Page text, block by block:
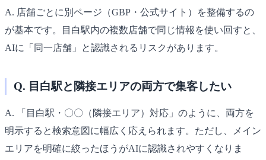
A. 店舗ごとに別ページ（GBP・公式サイト）を整備するの
が基本です。目白駅内の複数店舗で同じ情報を使い回すと、
AIに「同一店舗」と認識されるリスクがあります。
Q. 目白駅と隣接エリアの両方で集客したい
A. 「目白駅・〇〇（隣接エリア）対応」のように、両方を
明示すると検索意図に幅広く応えられます。ただし、メイン
エリアを明確に絞ったほうがAIに認識されやすくなりま